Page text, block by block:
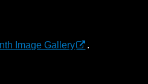
Image Gallery .